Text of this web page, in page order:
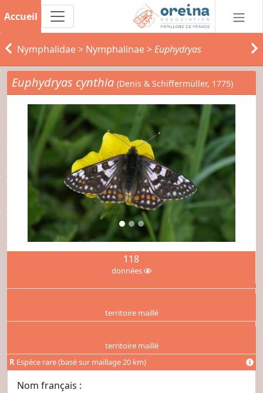
Accueil
Nymphalidae> Nymphalinae>Euphydryas
Euphydryas cynthia (Denis & Schiffermüller, 1775)
118
données
territoire maillé
territoire maillé
R Espèce rare (basé sur maillage 20 km)
Nom français :